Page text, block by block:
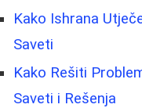
Kako Ishrana
Saveti
Kako Rešiti
Saveti i Rešenja